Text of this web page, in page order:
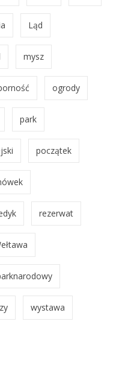
Ląd
mysz
ogrody
park
początek
rezerwat
wystawa